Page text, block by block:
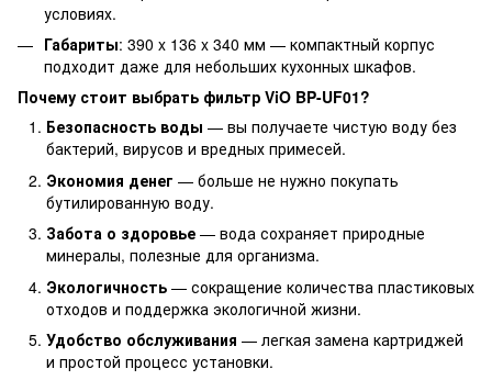
условиях.
Габариты: 390 x 136 x 340 мм — компактный корпус
подходит даже для небольших кухонных шкафов.
Почему стоит выбрать фильтр ViO BP-UF01?
Безопасность воды — вы получаете чистую воду без
бактерий, вирусов и вредных примесей.
Экономия денег — больше не нужно покупать
бутилированную воду.
Забота о здоровье — вода сохраняет природные
минералы, полезные для организма.
Экологичность — сокращение количества пластиковых
отходов и поддержка экологичной жизни.
Удобство обслуживания — легкая замена картриджей
и простой процесс установки.